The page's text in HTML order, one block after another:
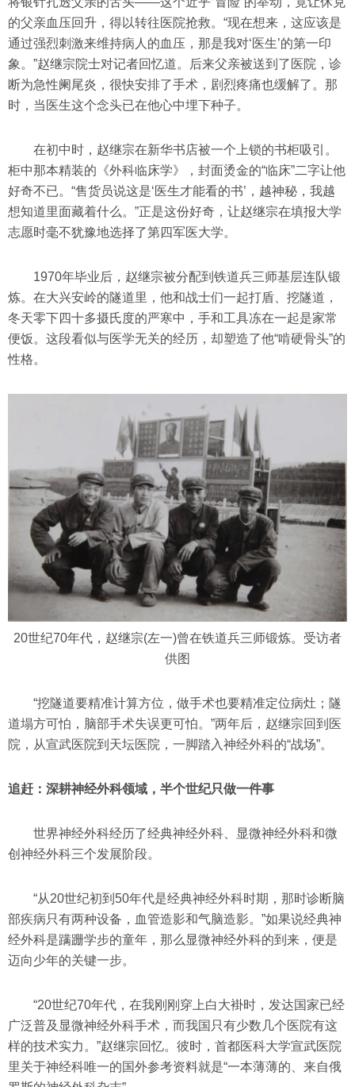
的父亲血压回升，得以转往医院抢救。“现在想来，这应该是
通过强烈刺激来维持病人的血压，那是我对‘医生’的第一印
象。”赵继宗院士对记者回忆道。后来父亲被送到了医院，诊
断为急性阑尾炎，很快安排了手术，剧烈疼痛也缓解了。那
时，当医生这个念头已在他心中埋下种子。
在初中时，赵继宗在新华书店被一个上锁的书柜吸引。
柜中那本精装的《外科临床学》，封面烫金的“临床”二字让他
好奇不已。“售货员说这是‘医生才能看的书’，越神秘，我越
想知道里面藏着什么。”正是这份好奇，让赵继宗在填报大学
志愿时毫不犹豫地选择了第四军医大学。
1970年毕业后，赵继宗被分配到铁道兵三师基层连队锻
炼。在大兴安岭的隧道里，他和战士们一起打盾、挖隧道，
冬天零下四十多摄氏度的严寒中，手和工具冻在一起是家常
便饭。这段看似与医学无关的经历，却塑造了他“啃硬骨头”的
性格。
20世纪70年代，赵继宗(左一)曾在铁道兵三师锻炼。受访者
供图
“挖隧道要精准计算方位，做手术也要精准定位病灶；隧
道塌方可怕，脑部手术失误更可怕。”两年后，赵继宗回到医
院，从宣武医院到天坛医院，一脚踏入神经外科的“战场”。
追赶：深耕神经外科领域，半个世纪只做一件事
世界神经外科经历了经典神经外科、显微神经外科和微
创神经外科三个发展阶段。
“从20世纪初到50年代是经典神经外科时期，那时诊断脑
部疾病只有两种设备，血管造影和气脑造影。”如果说经典神
经外科是蹒跚学步的童年，那么显微神经外科的到来，便是
迈向少年的关键一步。
“20世纪70年代，在我刚刚穿上白大褂时，发达国家已经
广泛普及显微神经外科手术，而我国只有少数几个医院有这
样的技术实力。”赵继宗回忆。彼时，首都医科大学宣武医院
里关于神经科唯一的国外参考资料就是“一本薄薄的、来自俄